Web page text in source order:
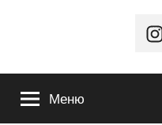
Меню